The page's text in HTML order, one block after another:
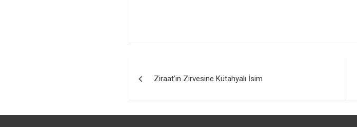
Ziraat’in Zirvesine Kütahyalı İsim